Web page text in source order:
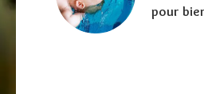
pour